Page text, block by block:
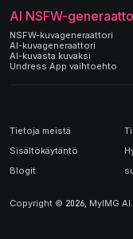
AI NSFW-
NSFW-kuvageneraattori
AI-kuvageneraattori
AI-kuvasta kuvaksi
Undress App vaihtoehto
Tietoja meistä
Sisältökäytäntö
Blogit
Copyright © 2026, MyIMG